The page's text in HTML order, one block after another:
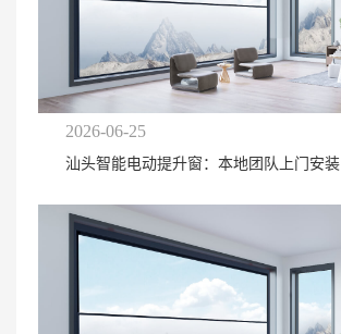
2026-06-25
汕头智能电动提升窗：本地团队上门安装